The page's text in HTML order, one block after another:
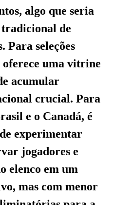
algo que seria
de
Para seleções
oferece uma vitrine
acumular
crucial. Para
e o Canadá, é
experimentar
jogadores e
elenco em um
mas com menor